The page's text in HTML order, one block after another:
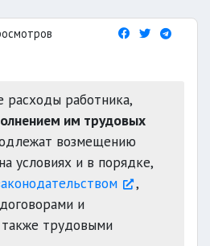
расходы работника,
им трудовых
возмещению
условиях и в порядке,
,
и
трудовыми